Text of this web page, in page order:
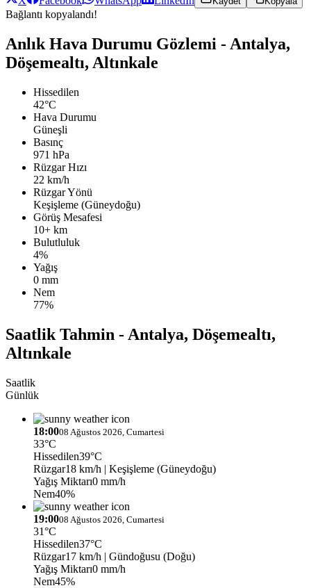
Bağlantı kopyalandı!
Anlık Hava Durumu Gözlemi - Antalya,
Döşemealtı, Altınkale
Hissedilen
42°C
Hava Durumu
Güneşli
Basınç
971 hPa
Rüzgar Hızı
22 km/h
Rüzgar Yönü
Keşişleme (Güneydoğu)
Görüş Mesafesi
10+ km
Bulutluluk
4%
Yağış
0 mm
Nem
77%
Saatlik Tahmin - Antalya, Döşemealtı,
Altınkale
Saatlik
Günlük
18:0008 Ağustos 2026, Cumartesi
33°C
Hissedilen39°C
Rüzgar18 km/h | Keşişleme (Güneydoğu)
Yağış Miktarı0 mm/h
Nem40%
19:0008 Ağustos 2026, Cumartesi
31°C
Hissedilen37°C
Rüzgar17 km/h | Gündoğusu (Doğu)
Yağış Miktarı0 mm/h
Nem45%